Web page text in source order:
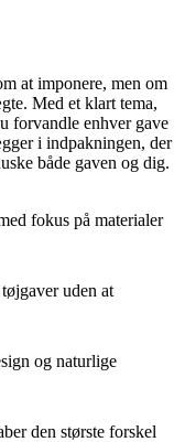
at imponere, men om
Med et klart tema,
forvandle enhver gave
i indpakningen, der
både gaven og dig.
fokus på materialer
uden at
og naturlige
den største forskel